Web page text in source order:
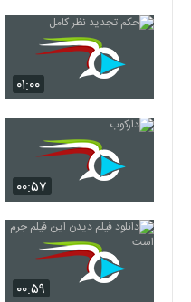
دانلود
۱,۷۹۹ بازدید
دانلود
دانلود
۱,۳۲۴ بازدید
دانلود
۲,۰۴۵ بازدید
۰۱:۰۰
۰۰:۵۷
۰۰:۵۹